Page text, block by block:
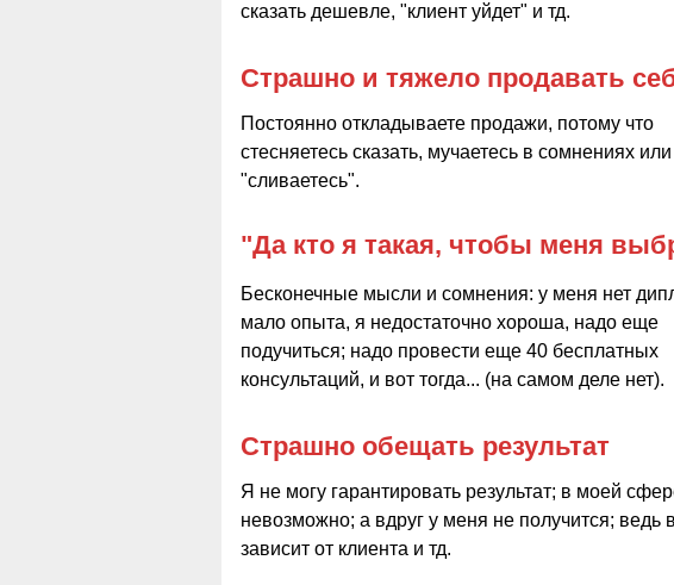
сказать дешевле, "клиент уйдет" и тд.
Постоянно откладываете продажи, потому что
стесняетесь сказать, мучаетесь в сомнениях
"сливаетесь".
Страшно и тяжело продавать
Бесконечные мысли и сомнения: у меня нет
мало опыта, я недостаточно хороша, надо еще
подучиться; надо провести еще 40 бесплатных
консультаций, и вот тогда... (на самом деле нет).
"Да кто я такая, чтобы меня
Я не могу гарантировать результат; в моей
невозможно; а вдруг у меня не получится; ведь
зависит от клиента и тд.
Страшно обещать результат